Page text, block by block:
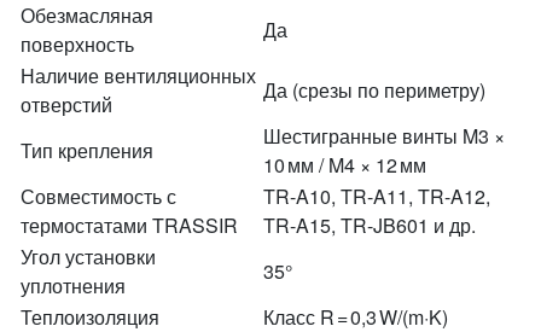
Обезмасляная
поверхность
Да
Наличие вентиляционных
отверстий
Да (срезы по периметру)
Тип крепления
Шестигранные винты M3 ×
10 мм / M4 × 12 мм
Совместимость с
термостатами TRASSIR
TR-A10, TR-A11, TR-A12,
TR-A15, TR-JB601 и др.
Угол установки
уплотнения
35°
Теплоизоляция
Класс R = 0,3 W/(m·K)